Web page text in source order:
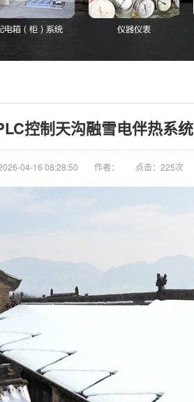
控制天沟融雪电伴热系统
04-16 08:28:50 作者： 点击： 225次